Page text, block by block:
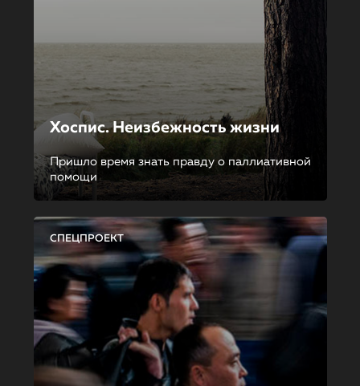
Хоспис. Неизбежность жизни
Пришло время знать правду о паллиативной
помощи
СПЕЦПРОЕКТ